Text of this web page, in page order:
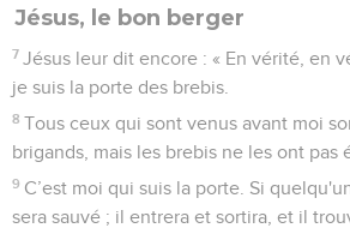
Jésus, le bon berger
7 Jésus leur dit encore : « En vérité, en
je suis la porte des brebis.
8 Tous ceux qui sont venus avant moi
brigands, mais les brebis ne les ont pas
9 C’est moi qui suis la porte. Si
sera sauvé ; il entrera et sortira, et il